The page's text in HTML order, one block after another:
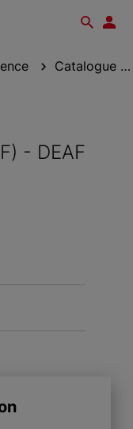
Catalogue de formation
- DEAF